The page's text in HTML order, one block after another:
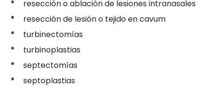
resección o ablación de lesiones intranasales
resección de lesión o tejido en cavum
turbinectomías
turbinoplastias
septectomías
septoplastias